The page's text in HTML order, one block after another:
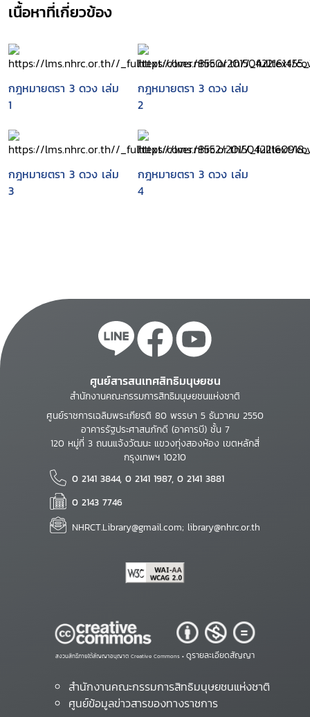
เนื้อหาที่เกี่ยวข้อง
กฎหมายตรา 3 ดวง เล่ม
1
กฎหมายตรา 3 ดวง เล่ม
2
กฎหมายตรา 3 ดวง เล่ม
3
กฎหมายตรา 3 ดวง เล่ม
4
ศูนย์สารสนเทศสิทธิมนุษยชน
สำนักงานคณะกรรมการสิทธิมนุษยชนแห่งชาติ
ศูนย์ราชการเฉลิมพระเกียรติ 80 พรรษา 5 ธันวาคม 2550
อาคารรัฐประศาสนภักดี (อาคารบี) ชั้น 7
120 หมู่ที่ 3 ถนนแจ้งวัฒนะ แขวงทุ่งสองห้อง เขตหลักสี่
กรุงเทพฯ 10210
0 2141 3844, 0 2141 1987, 0 2141 3881
0 2143 7746
NHRCT.Library@gmail.com; library@nhrc.or.th
สงวนสิทธิ์ภายใต้สัญญาอนุญาต Creative Commons • ดูรายละเอียดสัญญา
สำนักงานคณะกรรมการสิทธิมนุษยชนแห่งชาติ
ศูนย์ข้อมูลข่าวสารของทางราชการ